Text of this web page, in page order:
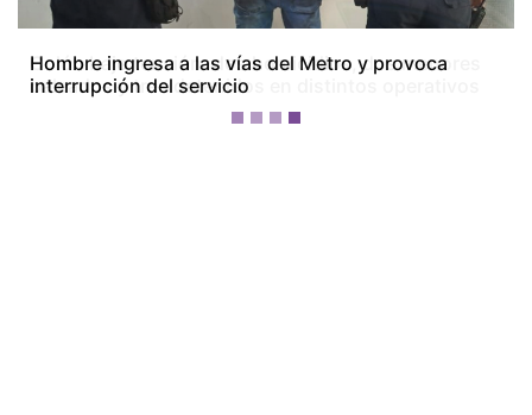
Colón bajo tensión: dos homicidios, dos menores
baleados y tres detenidos en distintos operativos